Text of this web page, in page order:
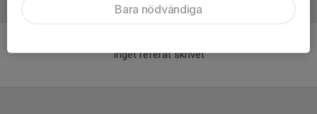
Inget referat skrivet
Bara nödvändiga